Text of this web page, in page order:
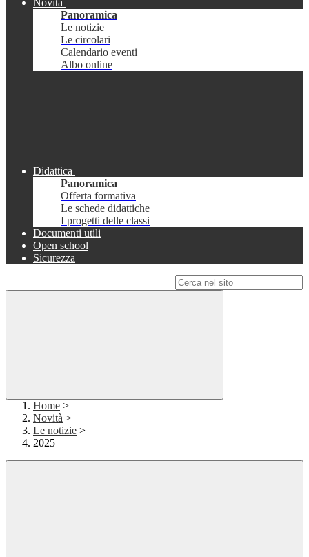
Novità
Panoramica
Le notizie
Le circolari
Calendario eventi
Albo online
Didattica
Panoramica
Offerta formativa
Le schede didattiche
I progetti delle classi
Documenti utili
Open school
Sicurezza
Home >
Novità >
Le notizie >
2025